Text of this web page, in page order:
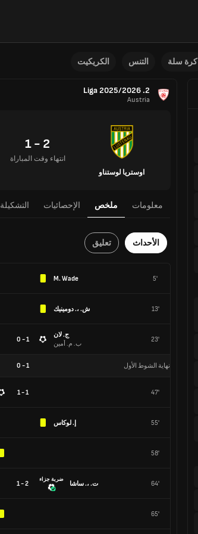
كرة سلة التنس الكريكيت
2. Liga 2025/2026
Austria
اوستريا لوستناو
2 - 1
انتهاء وقت المباراة
معلومات ملخص الإحصائيات التشكيلة
الأحداث تعليق
5'
M. Wade
13' ش. ،. دومينيك
23'
ج. لان
ب. م. أمين
1 - 0
نهاية الشوط الأول 1
-
0
47'
1 - 1
55' إ. لوكاس
58'
64' ت. ،. ساشا
ضربة جزاء
2 - 1
65'